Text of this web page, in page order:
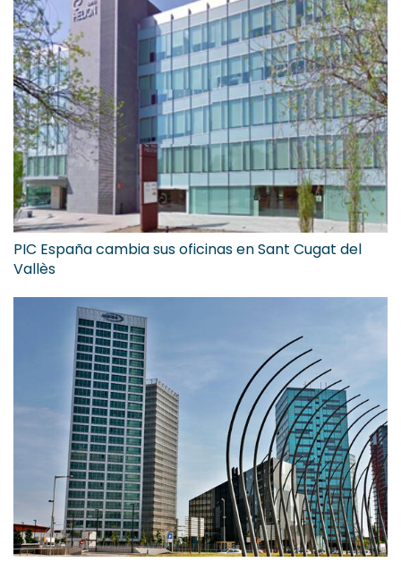
PIC España cambia sus oficinas en Sant Cugat del
Vallès